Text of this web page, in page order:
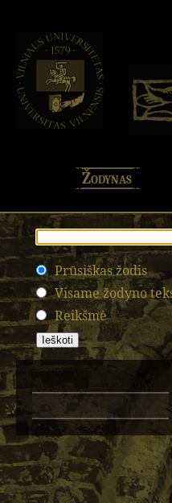
Žodynas
Prūsiškas žodis
Visame žodyno
Reikšmė